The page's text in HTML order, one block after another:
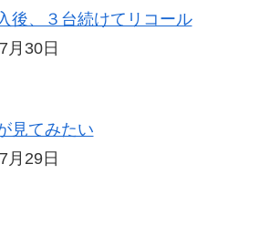
後、３台続けてリコール
月30日
見てみたい
月29日